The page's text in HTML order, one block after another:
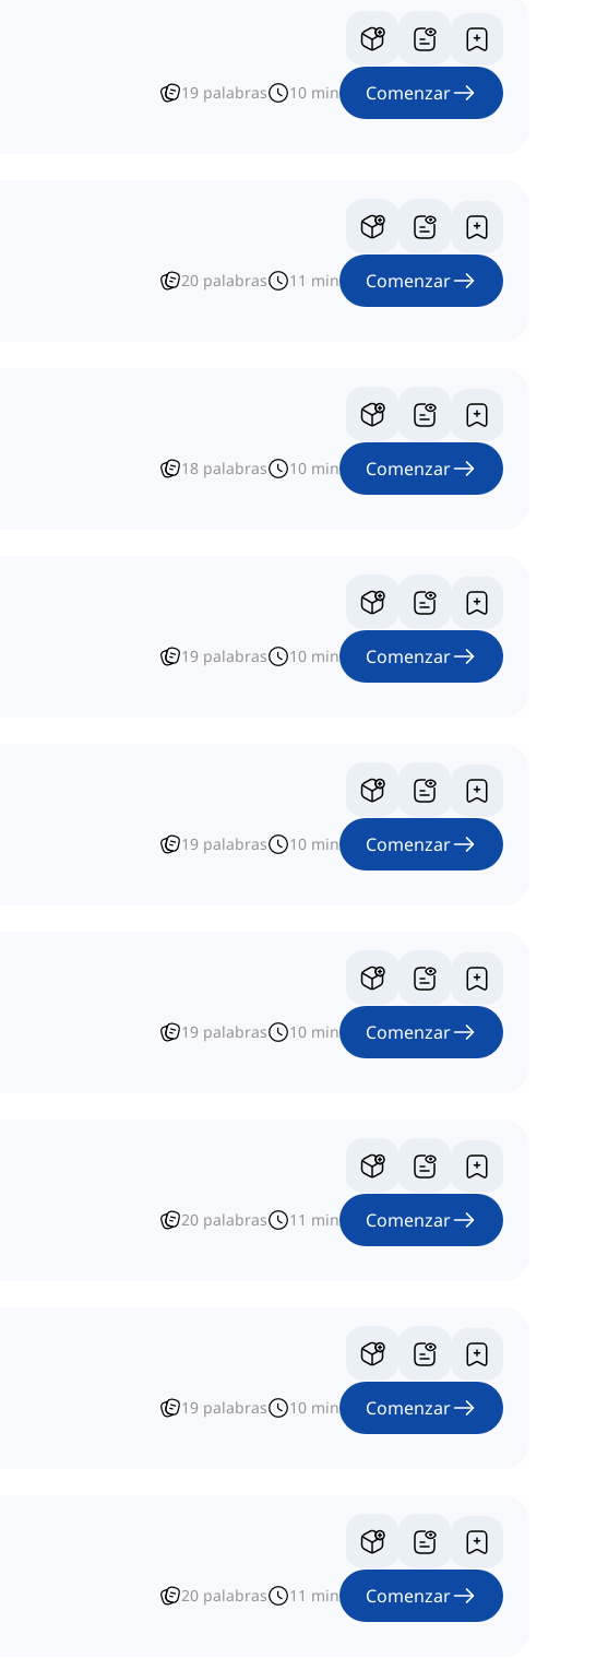
19 palabras 10 min Comenzar
20 palabras 11 min Comenzar
18 palabras 10 min Comenzar
19 palabras 10 min Comenzar
19 palabras 10 min Comenzar
19 palabras 10 min Comenzar
20 palabras 11 min Comenzar
19 palabras 10 min Comenzar
20 palabras 11 min Comenzar